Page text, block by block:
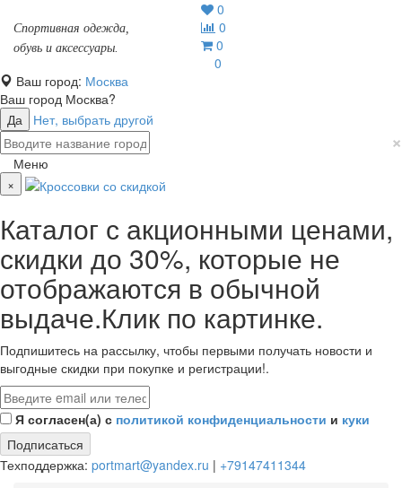
Спортивная одежда,
обувь и аксессуары.
0
0
0
0
Ваш город: Москва
Ваш город Москва?
Да
Нет, выбрать другой
×
Меню
×
Каталог с акционными ценами,
скидки до 30%, которые не
отображаются в обычной
выдаче.Клик по картинке.
Подпишитесь на рассылку, чтобы первыми получать новости и
выгодные скидки при покупке и регистрации!.
Я согласен(а) с политикой конфиденциальности и куки
Подписаться
Техподдержка: portmart@yandex.ru | +79147411344